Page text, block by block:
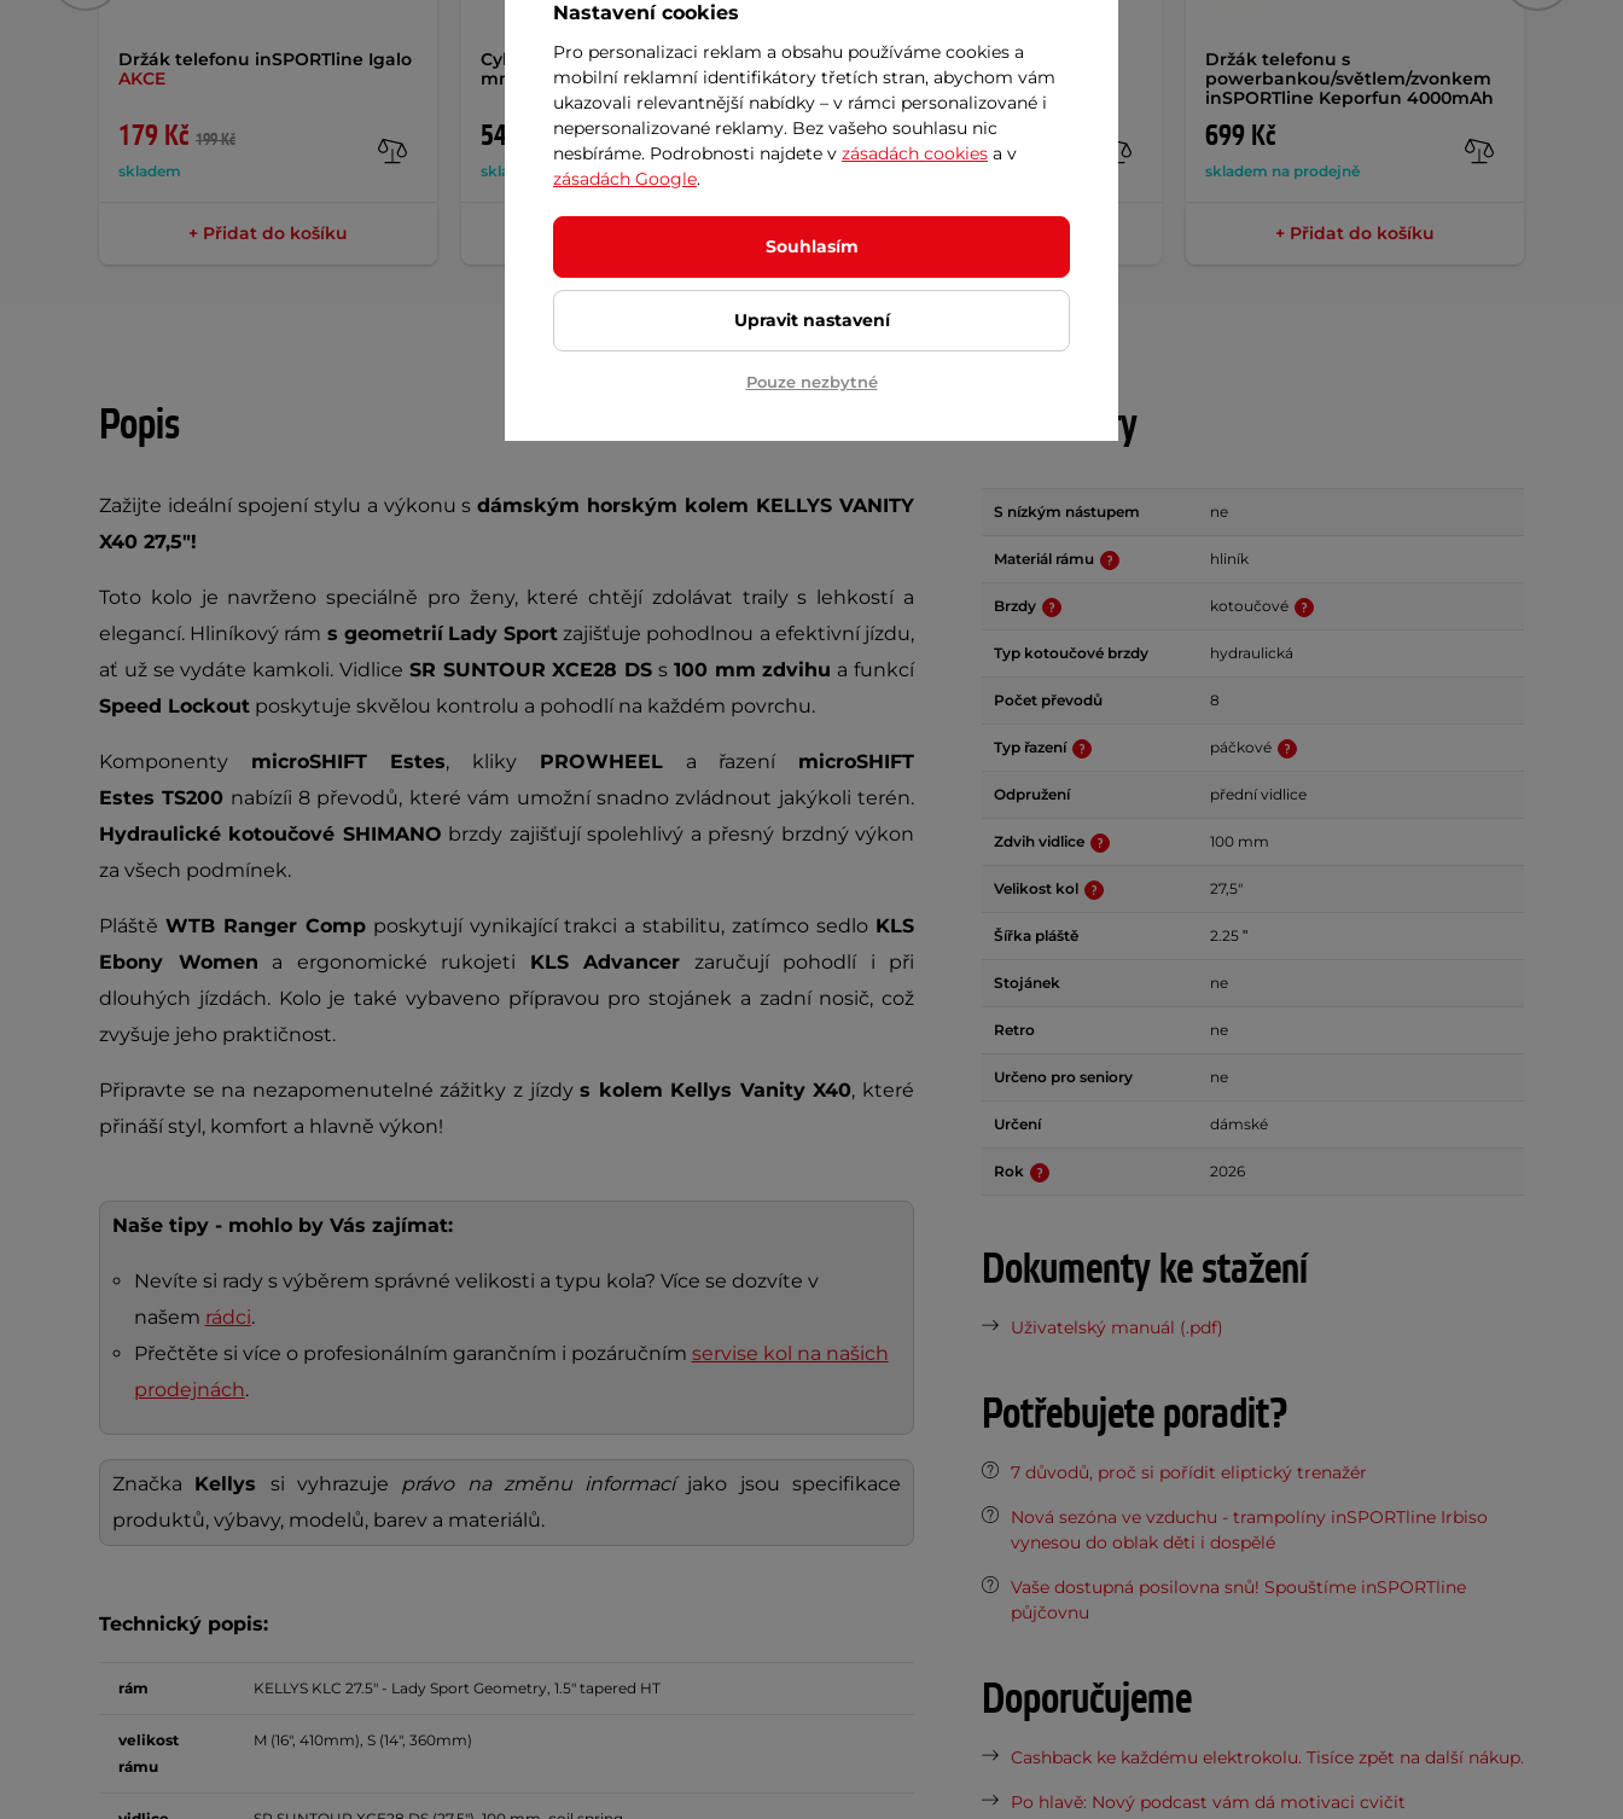
Držák telefonu inSPORTline Igalo
AKCE
179 Kč 199 Kč
skladem
+ Přidat do košíku
Cyklostojan zadní Kellys e-Kick 40
mm 24-29"
549 Kč
skladem
Cyklo přilba Kellys Dare II
1 589 Kč
Držák telefonu s
powerbankou/světlem/zvonkem
inSPORTline Keporfun 4000mAh
699 Kč
skladem na prodejně
+ Přidat do košíku
Popis
Zažijte ideální spojení stylu a výkonu sdámským horským kolem KELLYS VANITY
X40 27,5"!
Toto kolo je navrženo speciálně pro ženy, které chtějí zdolávat traily s lehkostí a
elegancí. Hliníkový rám s geometrií Lady Sport zajišťuje pohodlnou a efektivní jízdu,
ať už se vydáte kamkoli. Vidlice SR SUNTOUR XCE28 DS s 100 mm zdvihu a funkcí
Speed Lockout poskytuje skvělou kontrolu a pohodlí na každém povrchu.
Komponenty microSHIFT Estes, kliky PROWHEELa řazení microSHIFT
Estes TS200 nabízíi 8 převodů, které vám umožní snadno zvládnout jakýkoli terén.
Hydraulické kotoučové SHIMANO brzdy zajišťují spolehlivý a přesný brzdný výkon
za všech podmínek.
Pláště WTB Ranger Compposkytují vynikající trakci a stabilitu, zatímco sedlo KLS
Ebony Women a ergonomické rukojeti KLS Advancer zaručují pohodlí i při
dlouhých jízdách. Kolo je také vybaveno přípravou pro stojánek a zadní nosič, což
zvyšuje jeho praktičnost.
Připravte se na nezapomenutelné zážitky z jízdys kolem Kellys Vanity X40, které
přináší styl, komfort a hlavně výkon!
Naše tipy - mohlo by Vás zajímat:
Nevíte si rady s výběrem správné velikosti a typu kola? Více se dozvíte v
našem rádci.
Přečtěte si více o profesionálním garančním i pozáručním servise kol na našich
prodejnách.
Značka Kellys si vyhrazuje právo na změnu informacíjako jsou specifikace
produktů, výbavy, modelů, barev a materiálů.
Technický popis:
rám KELLYS KLC 27.5" - Lady Sport Geometry, 1.5" tapered HT
velikost
rámu
M (16", 410mm), S (14", 360mm)
Parametry
S nízkým nástupem ne
Materiál rámu hliník
Brzdy kotoučové
Typ kotoučové brzdy hydraulická
Počet převodů 8
Typ řazení páčkové
Odpružení přední vidlice
Zdvih vidlice 100 mm
Velikost kol 27,5"
Šířka pláště 2.25 ʺ
Stojánek ne
Retro ne
Určeno pro seniory ne
Určení dámské
Rok 2026
Dokumenty ke stažení
Uživatelský manuál (.pdf)
Potřebujete poradit?
7 důvodů, proč si pořídit eliptický trenažér
Nová sezóna ve vzduchu - trampolíny inSPORTline Irbiso
vynesou do oblak děti i dospělé
Vaše dostupná posilovna snů! Spouštíme inSPORTline
půjčovnu
Doporučujeme
Cashback ke každému elektrokolu. Tisíce zpět na další nákup.
Po hlavě: Nový podcast vám dá motivaci cvičit
Nastavení cookies
Pro personalizaci reklam a obsahu používáme cookies a
mobilní reklamní identifikátory třetích stran, abychom vám
ukazovali relevantnější nabídky – v rámci personalizované i
nepersonalizované reklamy. Bez vašeho souhlasu nic
nesbíráme. Podrobnosti najdete v zásadách cookies a v
zásadách Google.
Souhlasím
Upravit nastavení
Pouze nezbytné